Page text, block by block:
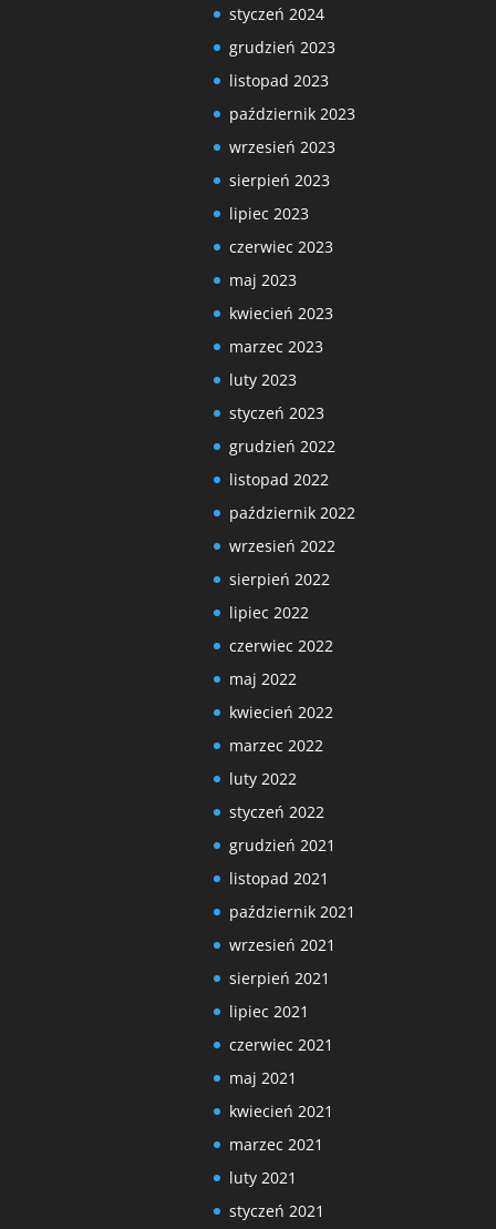
styczeń 2024
grudzień 2023
listopad 2023
październik 2023
wrzesień 2023
sierpień 2023
lipiec 2023
czerwiec 2023
maj 2023
kwiecień 2023
marzec 2023
luty 2023
styczeń 2023
grudzień 2022
listopad 2022
październik 2022
wrzesień 2022
sierpień 2022
lipiec 2022
czerwiec 2022
maj 2022
kwiecień 2022
marzec 2022
luty 2022
styczeń 2022
grudzień 2021
listopad 2021
październik 2021
wrzesień 2021
sierpień 2021
lipiec 2021
czerwiec 2021
maj 2021
kwiecień 2021
marzec 2021
luty 2021
styczeń 2021